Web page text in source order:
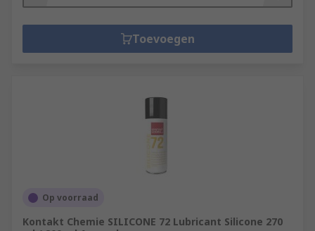
Toevoegen
Op voorraad
Kontakt Chemie SILICONE 72 Lubricant Silicone 270